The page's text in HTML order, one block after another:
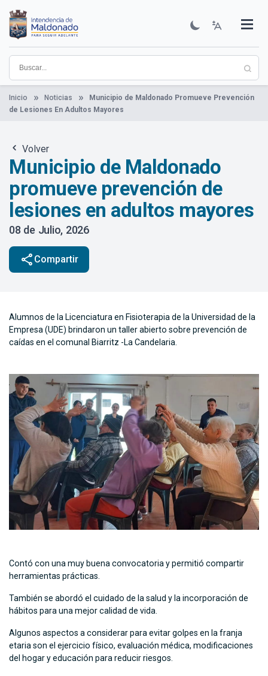
contenido
principal
Institucional
Municipios
Descubre Maldonado
Comunicación
Servicios
Guía De Trámites
Ver Noticias
Inicio Noticias
Municipio de Maldonado Promueve Prevención
de Lesiones En Adultos Mayores
Volver
Municipio de Maldonado
promueve prevención de
lesiones en adultos mayores
08 de Julio, 2026
share Compartir
Alumnos de la Licenciatura en Fisioterapia de la Universidad de la
Empresa (UDE) brindaron un taller abierto sobre prevención de
caídas en el comunal Biarritz -La Candelaria.
Contó con una muy buena convocatoria y permitió compartir
herramientas prácticas.
También se abordó el cuidado de la salud y la incorporación de
hábitos para una mejor calidad de vida.
Algunos aspectos a considerar para evitar golpes en la franja
etaria son el ejercicio físico, evaluación médica, modificaciones
del hogar y educación para reducir riesgos.